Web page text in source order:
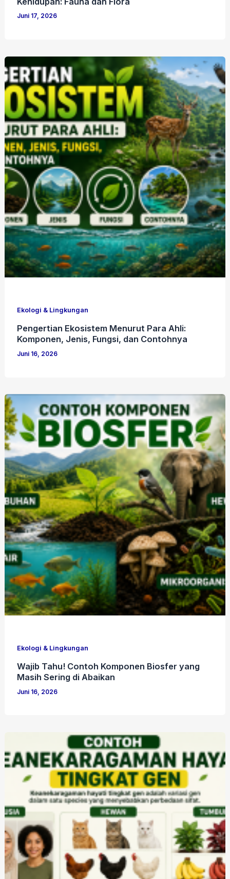
Juni 17, 2026
Ekologi & Lingkungan
Pengertian Ekosistem Menurut Para Ahli:
Komponen, Jenis, Fungsi, dan Contohnya
Juni 16, 2026
Ekologi & Lingkungan
Wajib Tahu! Contoh Komponen Biosfer yang
Masih Sering di Abaikan
Juni 16, 2026